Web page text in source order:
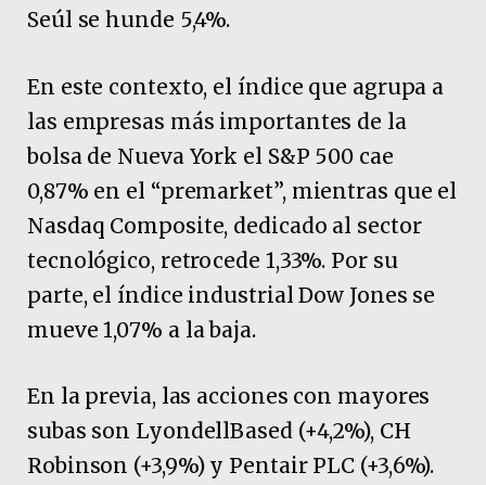
Seúl se hunde 5,4%.
En este contexto, el índice que agrupa a
las empresas más importantes de la
bolsa de Nueva York el S&P 500 cae
0,87% en el “premarket”, mientras que el
Nasdaq Composite, dedicado al sector
tecnológico, retrocede 1,33%. Por su
parte, el índice industrial Dow Jones se
mueve 1,07% a la baja.
En la previa, las acciones con mayores
subas son LyondellBased (+4,2%), CH
Robinson (+3,9%) y Pentair PLC (+3,6%).